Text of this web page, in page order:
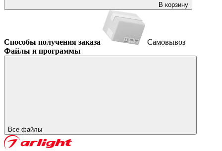
В корзину
Способы получения заказа
Самовывоз
Файлы и программы
Все файлы